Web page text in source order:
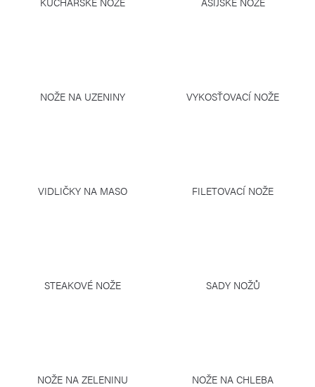
NOŽE NA UZENINY VYKOSŤOVACÍ NOŽE
VIDLIČKY NA MASO FILETOVACÍ NOŽE
STEAKOVÉ NOŽE SADY NOŽŮ
NOŽE NA ZELENINU NOŽE NA CHLEBA